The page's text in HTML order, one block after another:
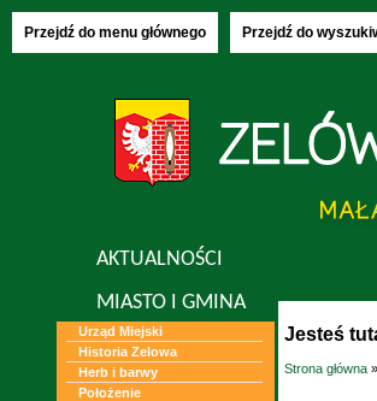
Przejdź do menu głównego Przejdź do
AKTUALNOŚCI
MIASTO I GMINA
Urząd Miejski
Historia Zelowa
Herb i barwy
Położenie
Jesteś
Strona główna